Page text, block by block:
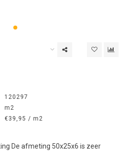
120297
m2
€39,95 / m2
De afmeting 50x25x6 is zeer